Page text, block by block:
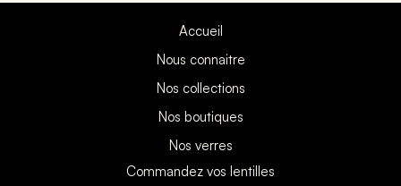
Accueil
Nous connaitre
Nos collections
Nos boutiques
Nos verres
Commandez vos lentilles